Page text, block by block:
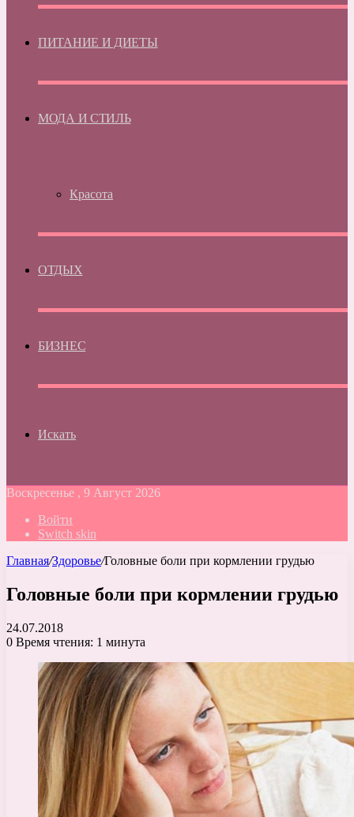
ПИТАНИЕ И ДИЕТЫ
МОДА И СТИЛЬ
Красота
ОТДЫХ
БИЗНЕС
Искать
Воскресенье , 9 Август 2026
Войти
Switch skin
Главная/Здоровье/Головные боли при кормлении грудью
Головные боли при кормлении грудью
24.07.2018
0 Время чтения: 1 минута